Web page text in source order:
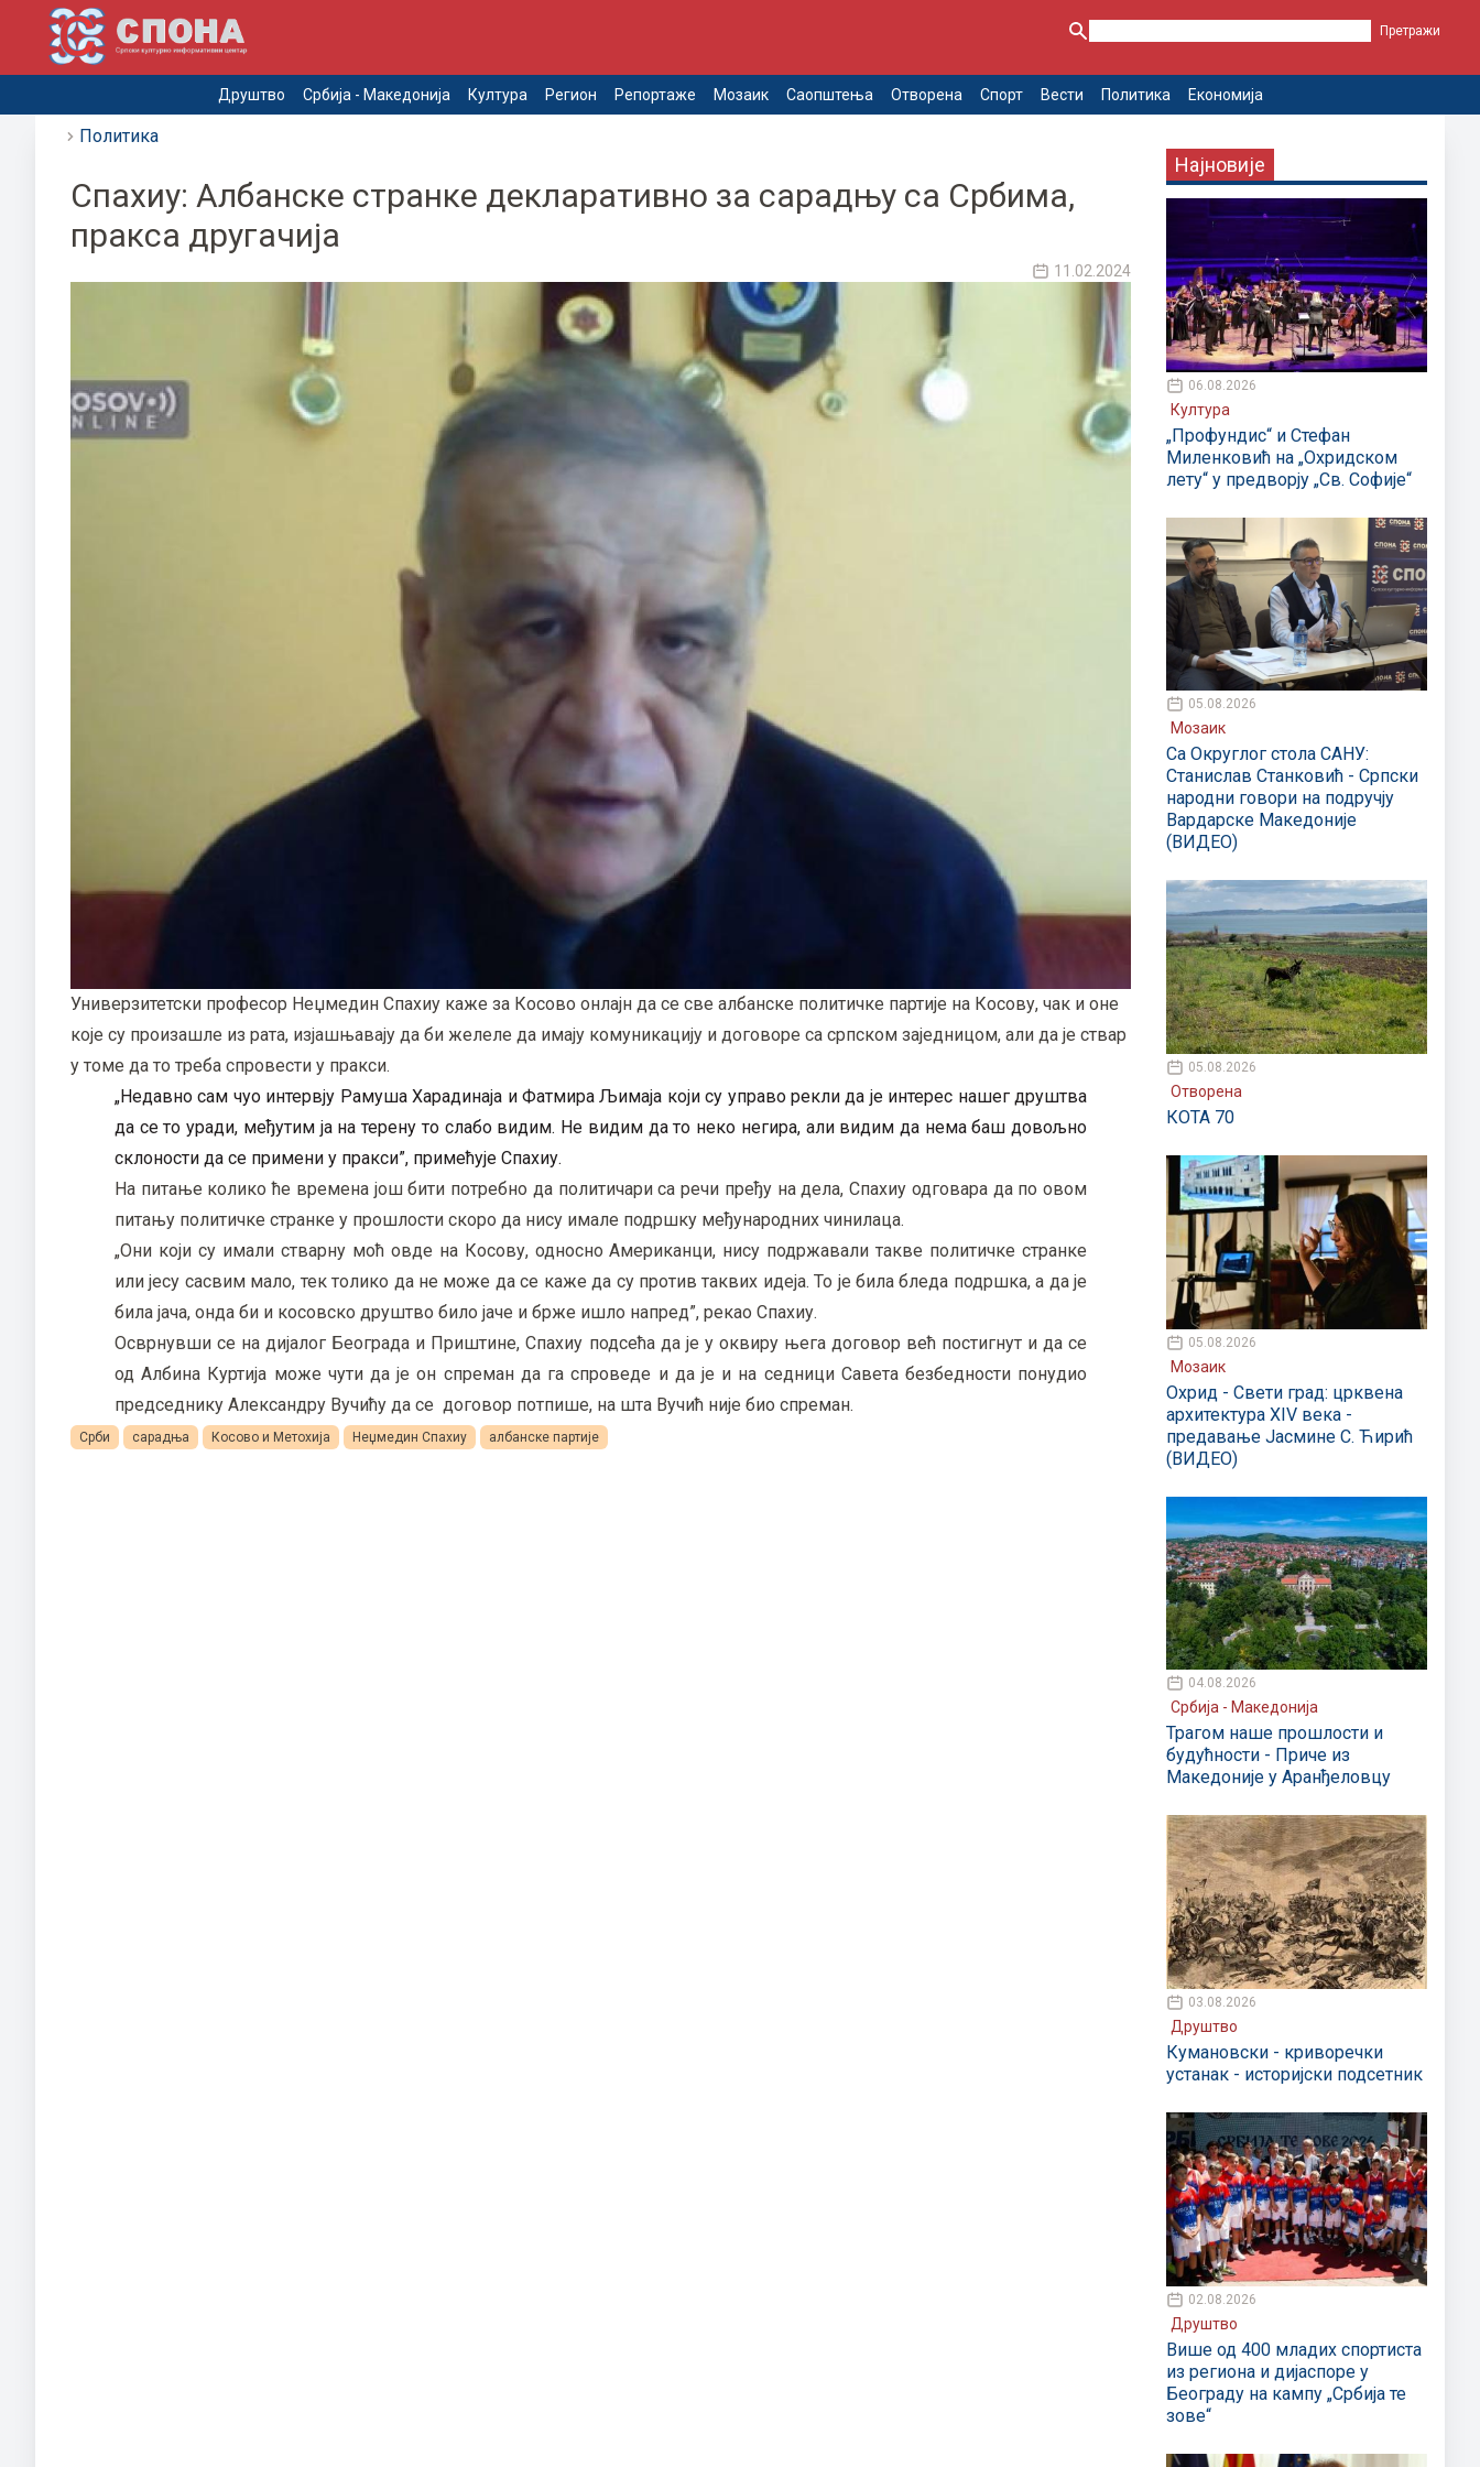
Друштво Србија - Македонија Култура Регион Репортаже Мозаик Саопштења Отворена Спорт Вести Политика Економија
Политика
Спахиу: Албанске странке декларативно за сарадњу са Србима,
пракса другачија
11.02.2024
Универзитетски професор Неџмедин Спахиу каже за Косово онлајн да се све албанске политичке партије на Косову, чак и оне
које су произашле из рата, изјашњавају да би желеле да имају комуникацију и договоре са српском заједницом, али да је ствар
у томе да то треба спровести у пракси.
„Недавно сам чуо интервју Рамуша Харадинаја и Фатмира Љимаја који су управо рекли да је интерес нашег друштва
да се то уради, међутим ја на терену то слабо видим. Не видим да то неко негира, али видим да нема баш довољно
склоности да се примени у пракси”, примећује Спахиу.
На питање колико ће времена још бити потребно да политичари са речи пређу на дела, Спахиу одговара да по овом
питању политичке странке у прошлости скоро да нису имале подршку међународних чинилаца.
„Они који су имали стварну моћ овде на Косову, односно Американци, нису подржавали такве политичке странке
или јесу сасвим мало, тек толико да не може да се каже да су против таквих идеја. То је била бледа подршка, а да је
била јача, онда би и косовско друштво било јаче и брже ишло напред”, рекао Спахиу.
Осврнувши се на дијалог Београда и Приштине, Спахиу подсећа да је у оквиру њега договор већ постигнут и да се
од Албина Куртија може чути да је он спреман да га спроведе и да је и на седници Савета безбедности понудио
председнику Александру Вучићу да се договор потпише, на шта Вучић није био спреман.
Срби сарадња Косово и Метохија Неџмедин Спахиу албанске партије
Најновије
06.08.2026
Култура
„Профундис“ и Стефан
Миленковић на „Охридском
лету“ у предворју „Св. Софије“
05.08.2026
Мозаик
Са Округлог стола САНУ:
Станислав Станковић - Српски
народни говори на подручју
Вардарске Македоније
(ВИДЕО)
05.08.2026
Отворена
КОТА 70
05.08.2026
Мозаик
Охрид - Свети град: црквена
архитектура XIV века -
предавање Јасмине С. Ћирић
(ВИДЕО)
04.08.2026
Србија - Македонија
Трагом наше прошлости и
будућности - Приче из
Македоније у Аранђеловцу
03.08.2026
Друштво
Кумановски - криворечки
устанак - историјски подсетник
02.08.2026
Друштво
Више од 400 младих спортиста
из региона и дијаспоре у
Београду на кампу „Србија те
зове“